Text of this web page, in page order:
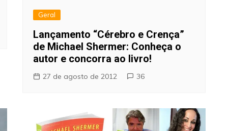
Geral
Lançamento “Cérebro e Crença”
de Michael Shermer: Conheça o
autor e concorra ao livro!
27 de agosto de 2012 36